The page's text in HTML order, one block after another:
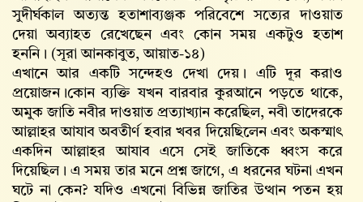
সুদীর্ঘকাল অত্যন্ত হতাশাব্যঞ্জক পরিবেশে সত্যের দাওয়াত
দেয়া অব্যাহত রেখেছেন এবং কোন সময় একটুও হতাশ
হননি। (সূরা আনকাবুত, আয়াত-১৪)
এখানে আর একটি সন্দেহও দেখা দেয়। এটি দূর করাও
প্রয়োজন।কোন ব্যক্তি যখন বারবার কুরআনে পড়তে থাকে,
অমুক জাতি নবীর দাওয়াত প্রত্যাখ্যান করেছিল, নবী তাদেরকে
আল্লাহর আযাব অবতীর্ণ হবার খবর দিয়েছিলেন এবং অকস্মাৎ
একদিন আল্লাহর আযাব এসে সেই জাতিকে ধ্বংস করে
দিয়েছিল। এ সময় তার মনে প্রশ্ন জাগে, এ ধরনের ঘটনা এখন
ঘটে না কেন? যদিও এখনো বিভিন্ন জাতির উত্থান পতন হয়